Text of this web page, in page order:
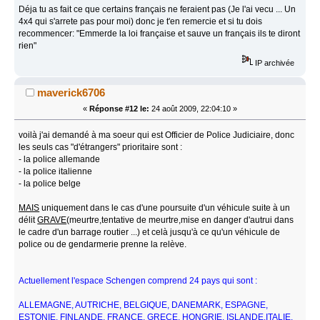
Déja tu as fait ce que certains français ne feraient pas (Je l'ai vecu ... Un
4x4 qui s'arrete pas pour moi) donc je t'en remercie et si tu dois
recommencer: "Emmerde la loi française et sauve un français ils te diront
rien"
IP archivée
maverick6706
« Réponse #12 le: 24 août 2009, 22:04:10 »
voilà j'ai demandé à ma soeur qui est Officier de Police Judiciaire, donc
les seuls cas "d'étrangers" prioritaire sont :
- la police allemande
- la police italienne
- la police belge
MAIS uniquement dans le cas d'une poursuite d'un véhicule suite à un
délitGRAVE(meurtre,tentative de meurtre,mise en danger d'autrui dans
le cadre d'un barrage routier ...) et celà jusqu'à ce qu'un véhicule de
police ou de gendarmerie prenne la relève.
Actuellement l'espace Schengen comprend 24 pays qui sont :
ALLEMAGNE, AUTRICHE, BELGIQUE, DANEMARK, ESPAGNE,
ESTONIE, FINLANDE, FRANCE, GRECE, HONGRIE, ISLANDE,ITALIE,